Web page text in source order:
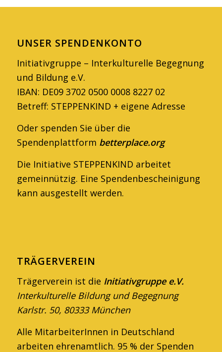
UNSER SPENDENKONTO
Initiativgruppe – Interkulturelle Begegnung
und Bildung e.V.
IBAN: DE09 3702 0500 0008 8227 02
Betreff: STEPPENKIND + eigene Adresse
Oder spenden Sie über die
Spendenplattform betterplace.org
Die Initiative STEPPENKIND arbeitet
gemein­nützig. Eine Spendenbescheinigung
kann ausge­stellt werden.
TRÄGERVEREIN
Trägerverein ist die Initiativgruppe e.V.
Interkulturelle Bildung und Begegnung
Karlstr. 50, 80333 München
Alle MitarbeiterInnen in Deutschland
arbeiten ehren­amtlich. 95 % der Spenden